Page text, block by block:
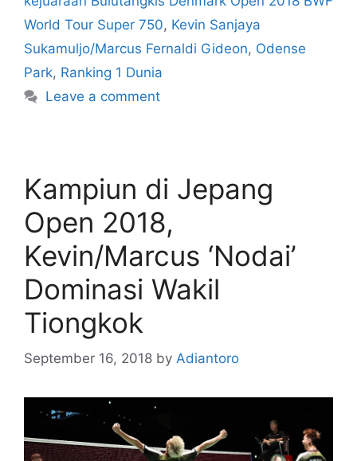
World Tour Super 750, Kevin Sanjaya
Sukamuljo/Marcus Fernaldi Gideon, Odense
Park, Ranking 1 Dunia
Leave a comment
Kampiun di Jepang
Open 2018,
Kevin/Marcus ‘Nodai’
Dominasi Wakil
Tiongkok
September 16, 2018 by Adiantoro